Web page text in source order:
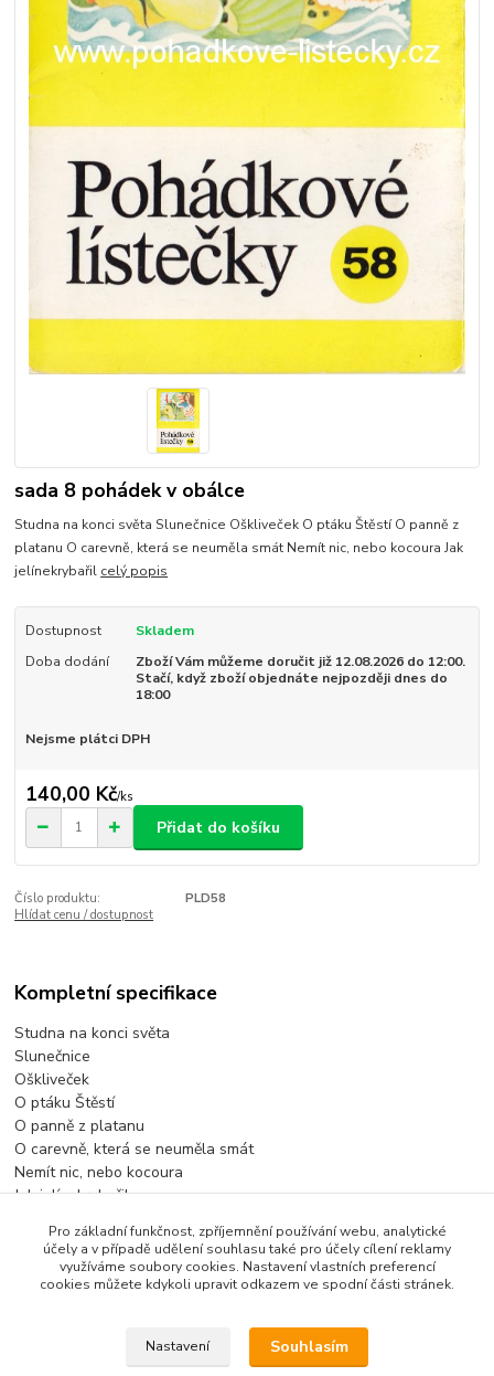
sada 8 pohádek v obálce
Studna na konci světa Slunečnice Oškliveček O ptáku Štěstí O panně z
platanu O carevně, která se neuměla smát Nemít nic, nebo kocoura Jak
jelínekrybařil celý popis
Dostupnost
Skladem
Doba dodání
Zboží Vám můžeme doručit již 12.08.2026 do 12:00.
Stačí, když zboží objednáte nejpozději dnes do
18:00
Nejsme plátci DPH
140,00 Kč/ks
Přidat do košíku
Číslo produktu:
PLD58
Hlídat cenu / dostupnost
Kompletní specifikace
Studna na konci světa
Slunečnice
Oškliveček
O ptáku Štěstí
O panně z platanu
O carevně, která se neuměla smát
Nemít nic, nebo kocoura
Jak jelínekrybařil
Zboží zařazeno v kategoriích
Pro základní funkčnost, zpříjemnění používání webu, analytické
účely a v případě udělení souhlasu také pro účely cílení reklamy
využíváme soubory cookies. Nastavení vlastních preferencí
cookies můžete kdykoli upravit odkazem ve spodní části stránek.
Nastavení Souhlasím